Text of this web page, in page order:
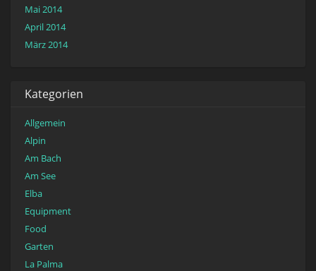
Mai 2014
April 2014
März 2014
Kategorien
Allgemein
Alpin
Am Bach
Am See
Elba
Equipment
Food
Garten
La Palma